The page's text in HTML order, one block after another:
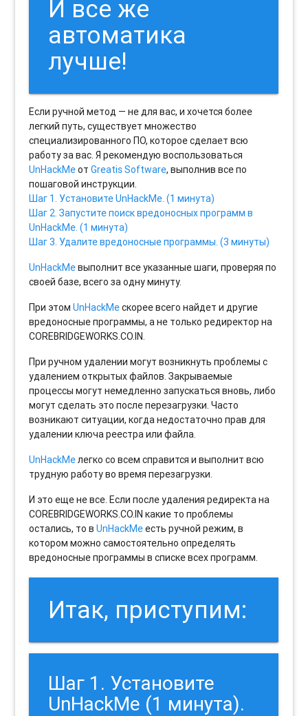
И все же
автоматика
лучше!
Если ручной метод — не для вас, и хочется более
легкий путь, существует множество
специализированного ПО, которое сделает всю
работу за вас. Я рекомендую воспользоваться
UnHackMeотGreatis Software, выполнив все по
пошаговой инструкции.
Шаг 1. Установите UnHackMe. (1 минута)
Шаг 2. Запустите поиск вредоносных программ в
UnHackMe. (1 минута)
Шаг 3. Удалите вредоносные программы. (3 минуты)
UnHackMeвыполнит все указанные шаги, проверяя по
своей базе, всего за одну минуту.
При этомUnHackMeскорее всего найдет и другие
вредоносные программы, а не только редиректор на
COREBRIDGEWORKS.CO.IN.
При ручном удалении могут возникнуть проблемы с
удалением открытых файлов. Закрываемые
процессы могут немедленно запускаться вновь, либо
могут сделать это после перезагрузки. Часто
возникают ситуации, когда недостаточно прав для
удалении ключа реестра или файла.
UnHackMeлегко со всем справится и выполнит всю
трудную работу во время перезагрузки.
И это еще не все. Если после удаления редиректа на
COREBRIDGEWORKS.CO.IN какие то проблемы
остались, то вUnHackMeесть ручной режим, в
котором можно самостоятельно определять
вредоносные программы в списке всех программ.
Итак, приступим:
Шаг 1. Установите
UnHackMe (1 минута).